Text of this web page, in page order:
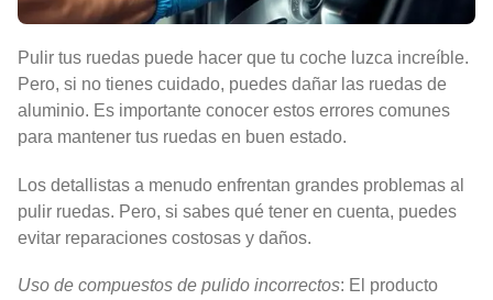
Pulir tus ruedas puede hacer que tu coche luzca increíble.
Pero, si no tienes cuidado, puedes dañar las ruedas de
aluminio. Es importante conocer estos errores comunes
para mantener tus ruedas en buen estado.
Los detallistas a menudo enfrentan grandes problemas al
pulir ruedas. Pero, si sabes qué tener en cuenta, puedes
evitar reparaciones costosas y daños.
Uso de compuestos de pulido incorrectos: El producto